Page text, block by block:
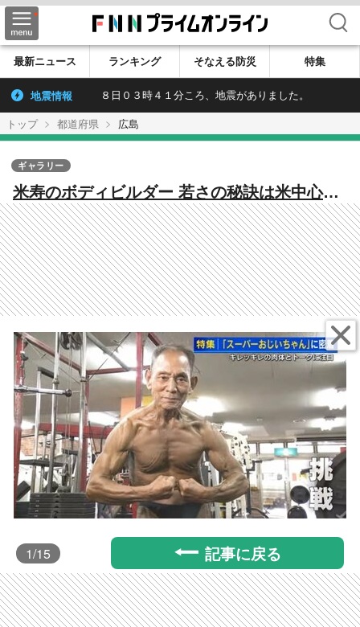
検索
最新ニュース ランキング そなえる防災 特集
地震情報 ８日０３時４１分ころ、地震がありました。
トップ 都道府県 広島
米寿のボディビルダー 若さの秘訣は米中心の
質素な食事 筋肉も駄洒落トークも弾けまくり
【広島発】
ギャラリー
1/15 記事に戻る